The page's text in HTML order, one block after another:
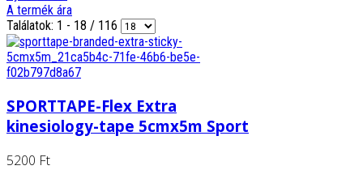
A termék ára
Találatok: 1 - 18 / 116
SPORTTAPE-Flex Extra
kinesiology-tape 5cmx5m Sport
5200 Ft